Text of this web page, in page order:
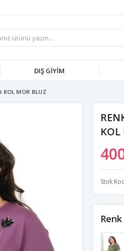
DIŞ GİYİM
KOL MOR BLUZ
KOL
Stok
Renk